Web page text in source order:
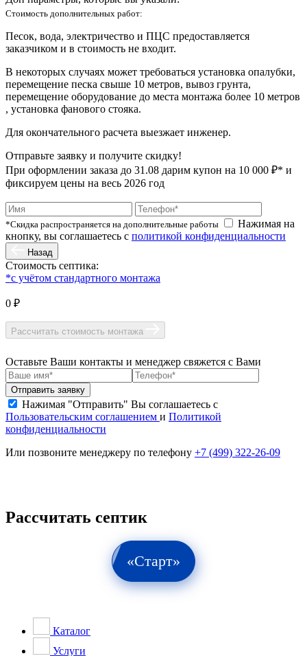
Стоимость дополнительных работ:
Песок, вода, электричество и ПЦС предоставляется
заказчиком и в стоимость не входит.
В некоторых случаях может требоваться установка опалубки,
перемещение песка свыше 10 метров, вывоз грунта,
перемещение оборудование до места монтажа более 10 метров
, установка фанового стояка.
Для окончательного расчета выезжает инженер.
Отправьте заявку и получите скидку!
При оформлении заказа до 31.08 дарим купон на 10 000 ₽* и
фиксируем цены на весь 2026 год
*Скидка распространяется на дополнительные работы
Нажимая на
кнопку, вы соглашаетесь с политикой конфиденциальности
Назад
Стоимость септика:
*с учётом стандартного монтажа
0 ₽
Рассчитать стоимость монтажа
Оставьте Ваши контакты и менеджер свяжется с Вами
Нажимая "Отправить" Вы соглашаетесь с
Пользовательским соглашением и Политикой
конфиденциальности
Или позвоните менеджеру по телефону +7 (499) 322-26-09
Рассчитать септик
«Старт»
Каталог
Услуги